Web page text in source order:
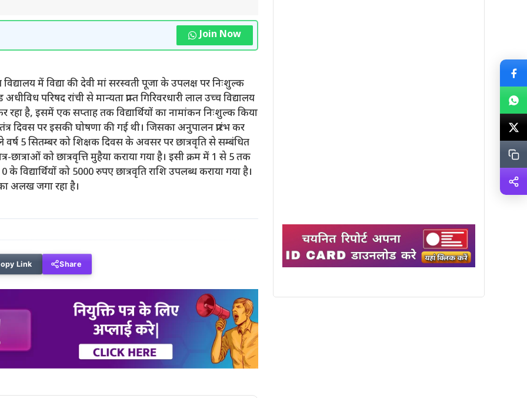
Join Now
विद्यालय में विद्या की देवी मां सरस्वती पूजा के उपलक्ष पर निःशुल्क
परिषद रांची से मान्यता प्राप्त गिरिवरधारी लाल उच्च विद्यालय
रहा है, इसमें एक सप्ताह तक विद्यार्थियों का नामांकन निःशुल्क किया
दिवस पर इसकी घोषणा की गई थी। जिसका अनुपालन प्रारंभ कर
वर्ष 5 सितम्बर को शिक्षक दिवस के अवसर पर छात्रवृति से सम्बंधित
छात्राओं को छात्रवृत्ति मुहैया कराया गया है। इसी क्रम में 1 से 5 तक
के विद्यार्थियों को 5000 रुपए छात्रवृति राशि उपलब्ध कराया गया है।
का अलख जगा रहा है।
Link Share